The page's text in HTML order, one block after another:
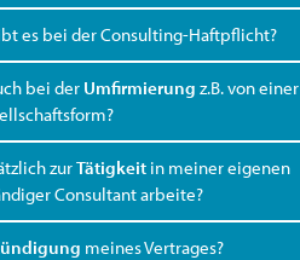
es bei der Consulting-Haftpflicht?
bei der Umfirmierung z.B. von einer
zurTätigkeit in meiner eigenen
Consultant arbeite?
meines Vertrages?